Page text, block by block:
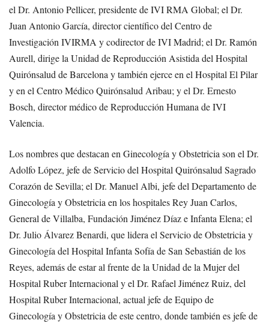
el Dr. Antonio Pellicer, presidente de IVI RMA Global; el Dr.
Juan Antonio García, director científico del Centro de
Investigación IVIRMA y codirector de IVI Madrid; el Dr. Ramón
Aurell, dirige la Unidad de Reproducción Asistida del Hospital
Quirónsalud de Barcelona y también ejerce en el Hospital El Pilar
y en el Centro Médico Quirónsalud Aribau; y el Dr. Ernesto
Bosch, director médico de Reproducción Humana de IVI
Valencia.
Los nombres que destacan en Ginecología y Obstetricia son el Dr.
Adolfo López, jefe de Servicio del Hospital Quirónsalud Sagrado
Corazón de Sevilla; el Dr. Manuel Albi, jefe del Departamento de
Ginecología y Obstetricia en los hospitales Rey Juan Carlos,
General de Villalba, Fundación Jiménez Díaz e Infanta Elena; el
Dr. Julio Álvarez Benardi, que lidera el Servicio de Obstetricia y
Ginecología del Hospital Infanta Sofía de San Sebastián de los
Reyes, además de estar al frente de la Unidad de la Mujer del
Hospital Ruber Internacional y el Dr. Rafael Jiménez Ruiz, del
Hospital Ruber Internacional, actual jefe de Equipo de
Ginecología y Obstetricia de este centro, donde también es jefe de